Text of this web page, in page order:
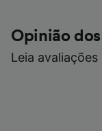
Opinião
Leia